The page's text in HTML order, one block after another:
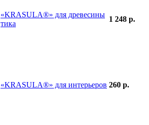
«KRASULA®» для древесины
тика
1 248 р.
«KRASULA®» для интерьеров 260 р.